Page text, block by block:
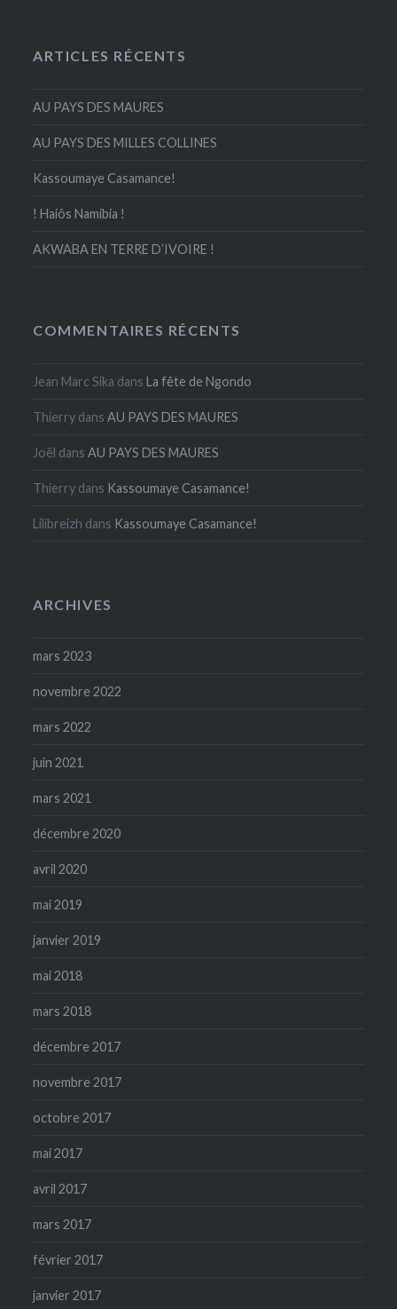
ARTICLES RÉCENTS
AU PAYS DES MAURES
AU PAYS DES MILLES COLLINES
Kassoumaye Casamance!
! Haiôs Namibia !
AKWABA EN TERRE D’IVOIRE !
COMMENTAIRES RÉCENTS
Jean Marc Sika dansLa fête de Ngondo
Thierry dansAU PAYS DES MAURES
Joël dansAU PAYS DES MAURES
Thierry dans Kassoumaye Casamance!
Lilibreizh dans Kassoumaye Casamance!
ARCHIVES
mars 2023
novembre 2022
mars 2022
juin 2021
mars 2021
décembre 2020
avril 2020
mai 2019
janvier 2019
mai 2018
mars 2018
décembre 2017
novembre 2017
octobre 2017
mai 2017
avril 2017
mars 2017
février 2017
janvier 2017